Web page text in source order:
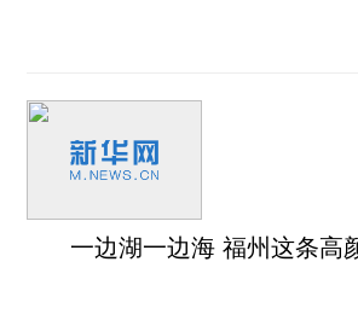
一边湖一边海 福州这条高